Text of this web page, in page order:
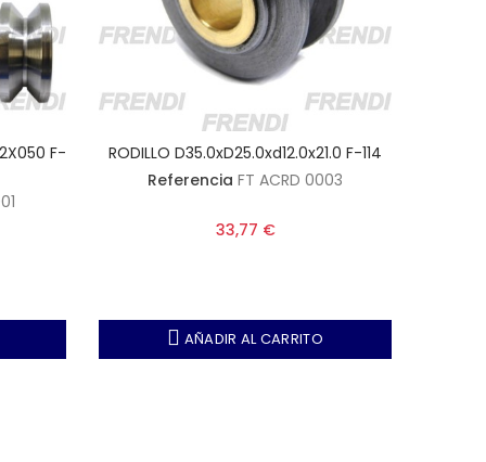
F-
RODILLO D35.0xD25.0xd12.0x21.0 F-114
Referencia FT ACRD 0003
33,77 €
AÑADIR AL CARRITO